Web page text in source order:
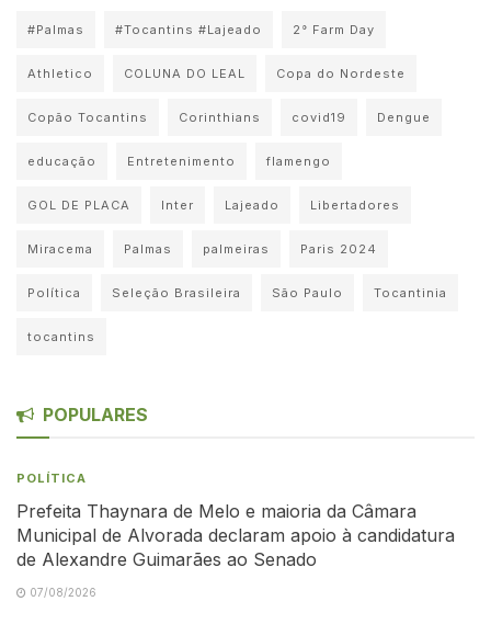
#Palmas #Tocantins #Lajeado 2° Farm Day
Athletico COLUNA DO LEAL Copa do Nordeste
Copão Tocantins Corinthians covid19 Dengue
educação Entretenimento flamengo
GOL DE PLACA Inter Lajeado Libertadores
Miracema Palmas palmeiras Paris 2024
Política Seleção Brasileira São Paulo Tocantinia
tocantins
POPULARES
POLÍTICA
Prefeita Thaynara de Melo e maioria da Câmara
Municipal de Alvorada declaram apoio à candidatura
de Alexandre Guimarães ao Senado
07/08/2026